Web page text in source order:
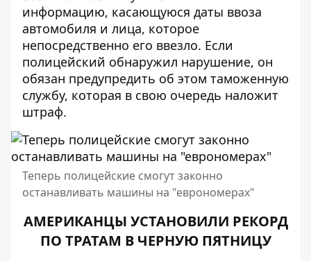
информацию, касающуюся даты ввоза
автомобиля и лица, которое
непосредственно его ввезло. Если
полицейский обнаружил нарушение, он
обязан предупредить об этом таможенную
службу, которая в свою очередь наложит
штраф.
Теперь полицейские смогут законно
останавливать машины на "еврономерах"
АМЕРИКАНЦЫ УСТАНОВИЛИ РЕКОРД
ПО ТРАТАМ В ЧЕРНУЮ ПЯТНИЦУ